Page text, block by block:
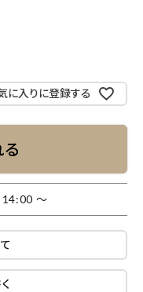
に入りに登録する
る
〜